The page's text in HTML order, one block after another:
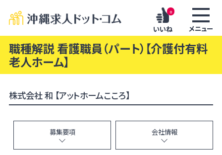
0
いいね メニュー
職種解説 看護職員（パート）【介護付有料
老人ホーム】
株式会社 和 【アットホームこころ】
募集要項 会社情報